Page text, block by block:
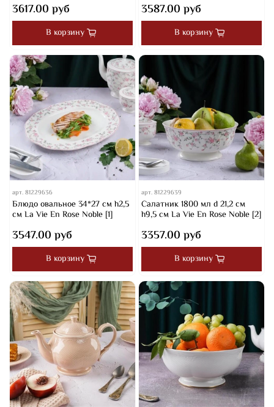
3617.00 руб
В корзину
3587.00 руб
В корзину
арт.81229636
Блюдо овальное 34*27 cм h2,5
см La Vie En Rose Noble [1]
3547.00 руб
В корзину
арт.81229639
Салатник 1800 мл d 21,2 см
h9,5 см La Vie En Rose Noble [2]
3357.00 руб
В корзину